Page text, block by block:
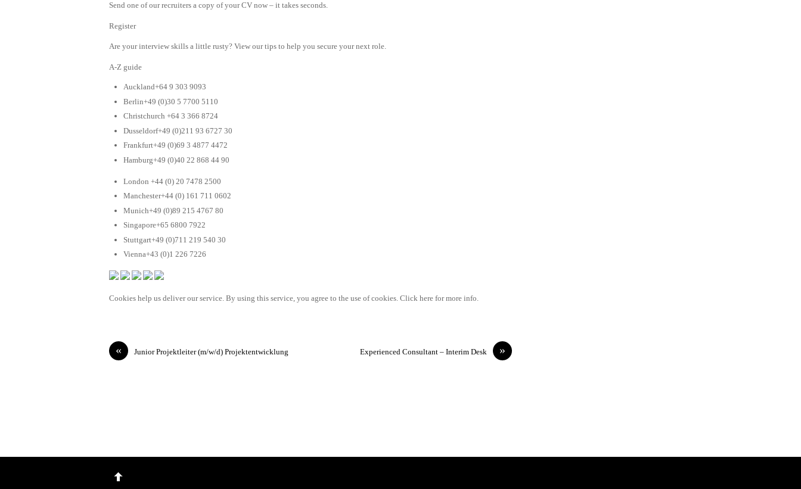
Send one of our recruiters a copy of your CV now – it takes seconds.
Register
Are your interview skills a little rusty? View our tips to help you secure your next role.
A-Z guide
Auckland+64 9 303 9093
Berlin+49 (0)30 5 7700 5110
Christchurch +64 3 366 8724
Dusseldorf+49 (0)211 93 6727 30
Frankfurt+49 (0)69 3 4877 4472
Hamburg+49 (0)40 22 868 44 90
London +44 (0) 20 7478 2500
Manchester+44 (0) 161 711 0602
Munich+49 (0)89 215 4767 80
Singapore+65 6800 7922
Stuttgart+49 (0)711 219 540 30
Vienna+43 (0)1 226 7226
Cookies help us deliver our service. By using this service, you agree to the use of cookies. Click here for more info.
« Junior Projektleiter (m/w/d) Projektentwicklung »
Experienced Consultant – Interim Desk